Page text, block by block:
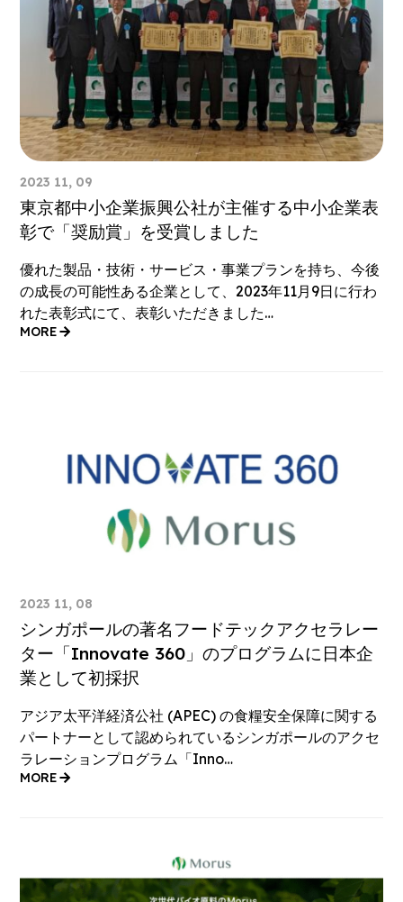
2023 11, 09
東京都中小企業振興公社が主催する中小企業表
彰で「奨励賞」を受賞しました
優れた製品・技術・サービス・事業プランを持ち、今後
の成長の可能性ある企業として、2023年11月9日に行わ
れた表彰式にて、表彰いただきました…
MORE
2023 11, 08
シンガポールの著名フードテックアクセラレー
ター「Innovate 360」のプログラムに日本企
業として初採択
アジア太平洋経済公社 (APEC) の食糧安全保障に関する
パートナーとして認められているシンガポールのアクセ
ラレーションプログラム「Inno…
MORE